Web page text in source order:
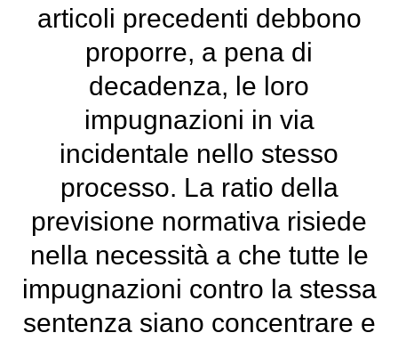
articoli precedenti debbono
proporre, a pena di
decadenza, le loro
impugnazioni in via
incidentale nello stesso
processo. La ratio della
previsione normativa risiede
nella necessità a che tutte le
impugnazioni contro la stessa
sentenza siano concentrare e